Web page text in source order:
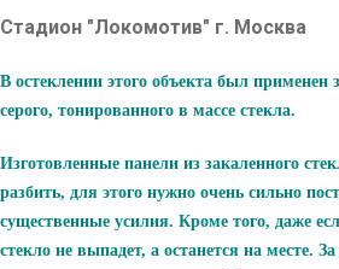
Стадион "Локомотив" г. Москва
В остеклении этого объекта был применен
серого, тонированного в массе стекла.
Изготовленные панели из закаленного
разбить, для этого нужно очень сильно
существенные усилия. Кроме того, даже
стекло не выпадет, а останется на месте.